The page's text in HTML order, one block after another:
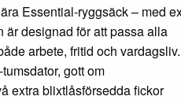
Essential-ryggsäck – med
är designad för att passa alla
arbete, fritid och vardagsliv.
gott om
extra blixtlåsförsedda fickor